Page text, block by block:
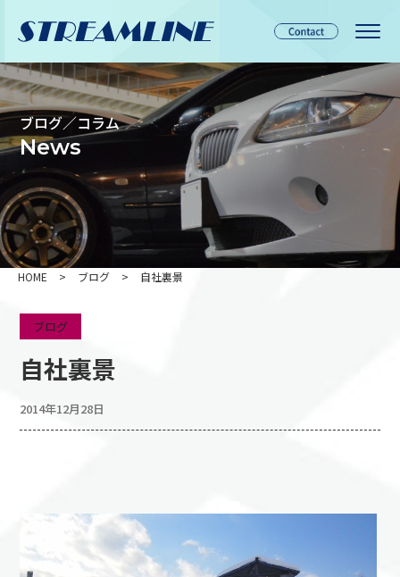
ブログ／コラム
News
HOME > ブログ > 自社裏景
ブログ
自社裏景
2014年12月28日